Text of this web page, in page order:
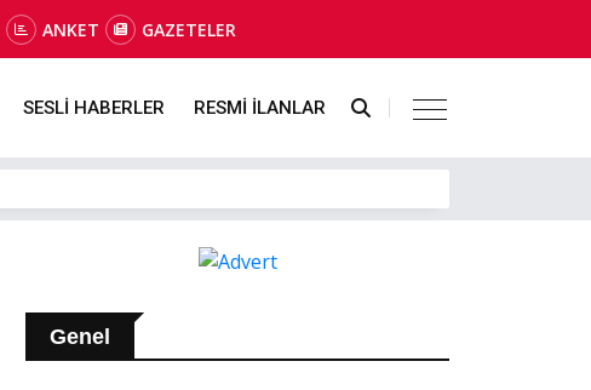
ANKET GAZETELER
SESLİ HABERLER RESMİ İLANLAR
Genel